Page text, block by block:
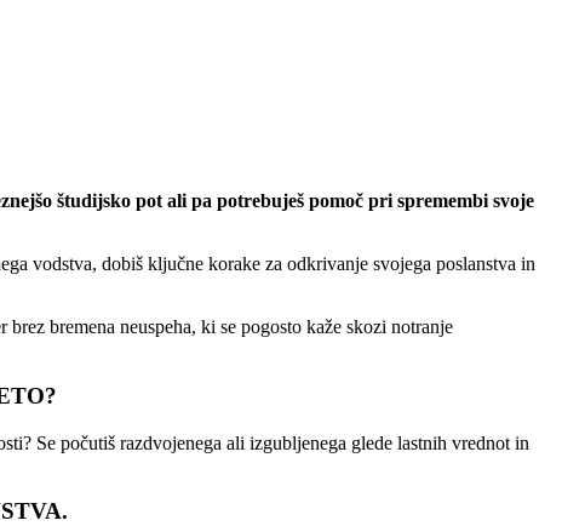
študijsko pot ali pa potrebuješ pomoč pri spremembi svoje
vodstva, dobiš ključne korake za odkrivanje svojega poslanstva in
bremena neuspeha, ki se pogosto kaže skozi notranje
Se počutiš razdvojenega ali izgubljenega glede lastnih vrednot in